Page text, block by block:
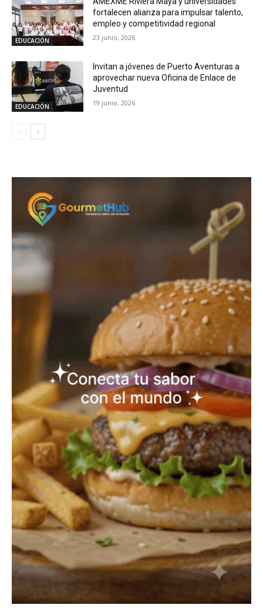
EDUCACIÓN
fortalecen alianza para impulsar talento,
empleo y competitividad regional
23 junio, 2026
EDUCACIÓN
Invitan a jóvenes de Puerto Aventuras a
aprovechar nueva Oficina de Enlace de
Juventud
19 junio, 2026